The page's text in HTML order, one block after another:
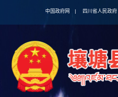
中国政府网 | 四川省人民政府